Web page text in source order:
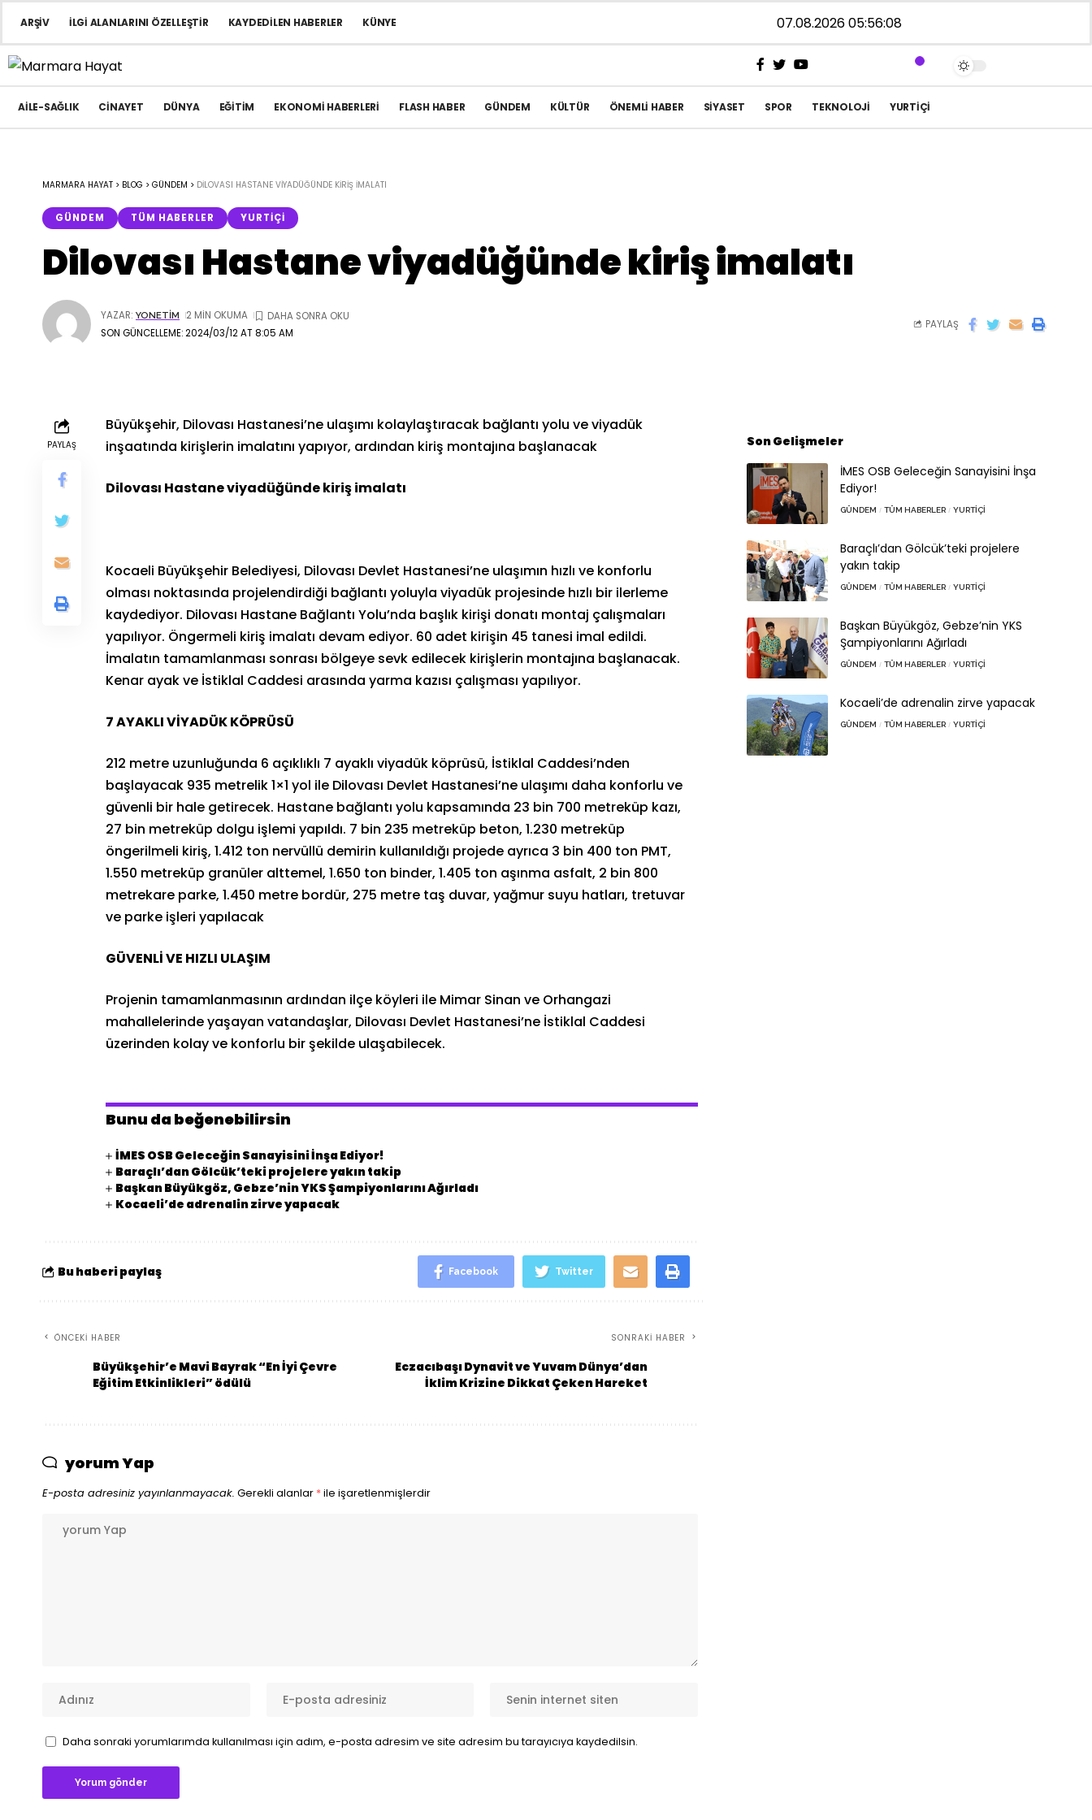
ARŞIV İLGI ALANLARINI ÖZELLEŞTIR KAYDEDILEN HABERLER KÜNYE 07.08.2026 05:56:08
AILE-SAĞLIK CINAYET DÜNYA EĞITIM EKONOMI HABERLERI FLASH HABER GÜNDEM KÜLTÜR ÖNEMLI HABER SIYASET SPOR TEKNOLOJI YURTIÇI
MARMARA HAYAT > BLOG > GÜNDEM > DILOVASI HASTANE VIYADÜĞÜNDE KIRIŞ IMALATI
GÜNDEM TÜM HABERLER YURTIÇI
Dilovası Hastane viyadüğünde kiriş imalatı
SON GÜNCELLEME: 2024/03/12 AT 8:05 AM
YAZAR: YONETIM 2 MIN OKUMA
PAYLAŞ
PAYLAŞ
Büyükşehir, Dilovası Hastanesi’ne ulaşımı kolaylaştıracak bağlantı yolu ve viyadük
inşaatında kirişlerin imalatını yapıyor, ardından kiriş montajına başlanacak
Dilovası Hastane viyadüğünde kiriş imalatı
Kocaeli Büyükşehir Belediyesi, Dilovası Devlet Hastanesi’ne ulaşımın hızlı ve konforlu
olması noktasında projelendirdiği bağlantı yoluyla viyadük projesinde hızlı bir ilerleme
kaydediyor. Dilovası Hastane Bağlantı Yolu’nda başlık kirişi donatı montaj çalışmaları
yapılıyor. Öngermeli kiriş imalatı devam ediyor. 60 adet kirişin 45 tanesi imal edildi.
İmalatın tamamlanması sonrası bölgeye sevk edilecek kirişlerin montajına başlanacak.
Kenar ayak ve İstiklal Caddesi arasında yarma kazısı çalışması yapılıyor.
7 AYAKLI VİYADÜK KÖPRÜSÜ
212 metre uzunluğunda 6 açıklıklı 7 ayaklı viyadük köprüsü, İstiklal Caddesi’nden
başlayacak 935 metrelik 1×1 yol ile Dilovası Devlet Hastanesi’ne ulaşımı daha konforlu ve
güvenli bir hale getirecek. Hastane bağlantı yolu kapsamında 23 bin 700 metreküp kazı,
27 bin metreküp dolgu işlemi yapıldı. 7 bin 235 metreküp beton, 1.230 metreküp
öngerilmeli kiriş, 1.412 ton nervüllü demirin kullanıldığı projede ayrıca 3 bin 400 ton PMT,
1.550 metreküp granüler alttemel, 1.650 ton binder, 1.405 ton aşınma asfalt, 2 bin 800
metrekare parke, 1.450 metre bordür, 275 metre taş duvar, yağmur suyu hatları, tretuvar
ve parke işleri yapılacak
GÜVENLİ VE HIZLI ULAŞIM
Projenin tamamlanmasının ardından ilçe köyleri ile Mimar Sinan ve Orhangazi
mahallelerinde yaşayan vatandaşlar, Dilovası Devlet Hastanesi’ne İstiklal Caddesi
üzerinden kolay ve konforlu bir şekilde ulaşabilecek.
Bunu da beğenebilirsin
İMES OSB Geleceğin Sanayisini İnşa Ediyor!
Baraçlı’dan Gölcük’teki projelere yakın takip
Başkan Büyükgöz, Gebze’nin YKS Şampiyonlarını Ağırladı
Kocaeli’de adrenalin zirve yapacak
Bu haberi paylaş Facebook Twitter
ÖNCEKI HABER
Büyükşehir’e Mavi Bayrak “En İyi Çevre
Eğitim Etkinlikleri” ödülü
SONRAKI HABER
Eczacıbaşı Dynavit ve Yuvam Dünya’dan
İklim Krizine Dikkat Çeken Hareket
yorum Yap
E-posta adresiniz yayınlanmayacak. Gerekli alanlar *ile işaretlenmişlerdir
Daha sonraki yorumlarımda kullanılması için adım, e-posta adresim ve site adresim bu tarayıcıya kaydedilsin.
Son Gelişmeler
İMES OSB Geleceğin Sanayisini İnşa
Ediyor!
GÜNDEM TÜM HABERLER YURTIÇI
Baraçlı’dan Gölcük’teki projelere
yakın takip
GÜNDEM TÜM HABERLER YURTIÇI
Başkan Büyükgöz, Gebze’nin YKS
Şampiyonlarını Ağırladı
GÜNDEM TÜM HABERLER YURTIÇI
Kocaeli’de adrenalin zirve yapacak
GÜNDEM TÜM HABERLER YURTIÇI